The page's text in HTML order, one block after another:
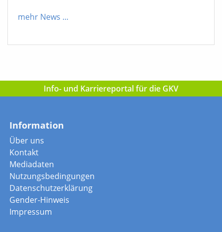
mehr News ...
Info- und Karriereportal für die GKV
Information
Über uns
Kontakt
Mediadaten
Nutzungsbedingungen
Datenschutzerklärung
Gender-Hinweis
Impressum